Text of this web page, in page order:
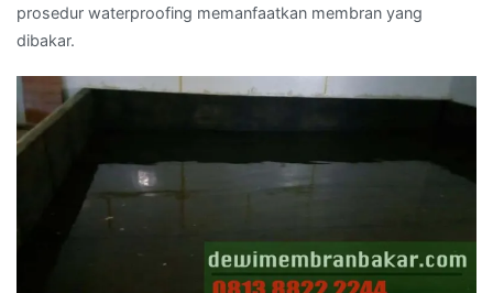
prosedur waterproofing memanfaatkan membran yang
dibakar.